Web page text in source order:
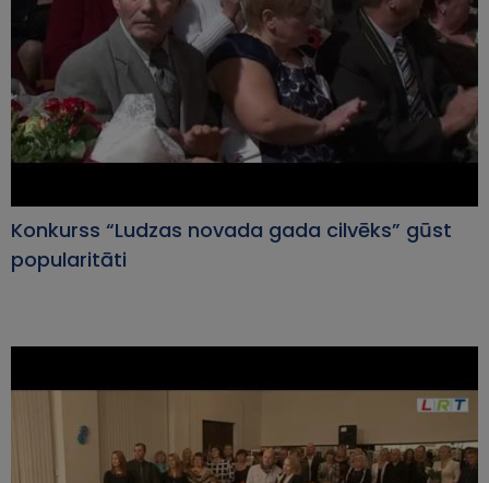
Konkurss “Ludzas novada gada cilvēks” gūst
popularitāti